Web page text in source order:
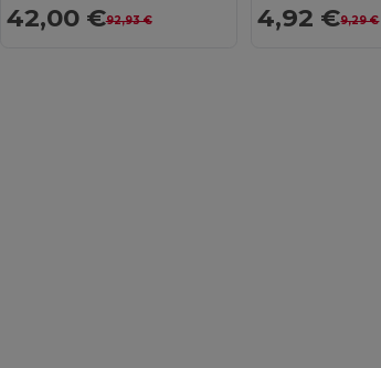
42,00 €92,93 € 4,92 €9,29 €